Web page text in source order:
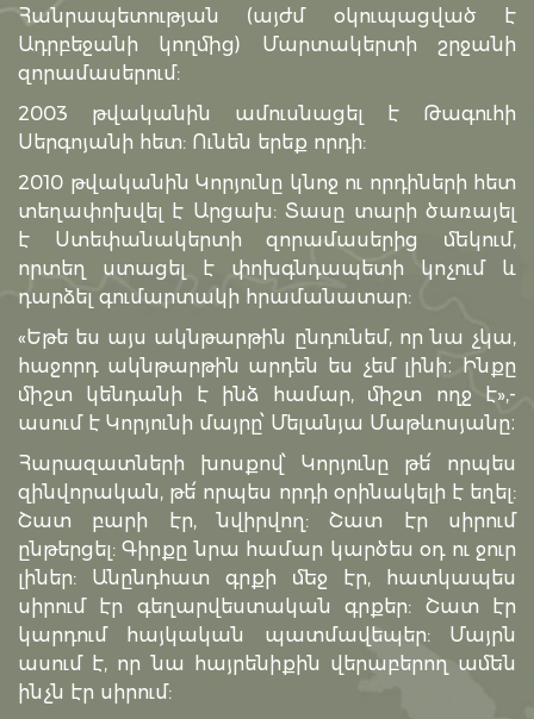
Հանրապետության (այժմ օկուպացված է
Ադրբեջանի կողմից) Մարտակերտի շրջանի
զորամասերում:
2003 թվականին ամուսնացել է Թագուհի
Սերգոյանի հետ: Ունեն երեք որդի:
2010 թվականին Կորյունը կնոջ ու որդիների հետ
տեղափոխվել է Արցախ: Տասը տարի ծառայել
է Ստեփանակերտի զորամասերից մեկում,
որտեղ ստացել է փոխգնդապետի կոչում և
դարձել գումարտակի հրամանատար:
«Եթե ես այս ակնթարթին ընդունեմ, որ նա չկա,
հաջորդ ակնթարթին արդեն ես չեմ լինի։ Ինքը
միշտ կենդանի է ինձ համար, միշտ ողջ է»,-
ասում է Կորյունի մայրը՝ Մելանյա Մաթևոսյանը։
Հարազատների խոսքով՝ Կորյունը թե՛ որպես
զինվորական, թե՛ որպես որդի օրինակելի է եղել:
Շատ բարի էր, նվիրվող: Շատ էր սիրում
ընթերցել: Գիրքը նրա համար կարծես օդ ու ջուր
լիներ: Անընդհատ գրքի մեջ էր, հատկապես
սիրում էր գեղարվեստական գրքեր: Շատ էր
կարդում հայկական պատմավեպեր: Մայրն
ասում է, որ նա հայրենիքին վերաբերող ամեն
ինչն էր սիրում: